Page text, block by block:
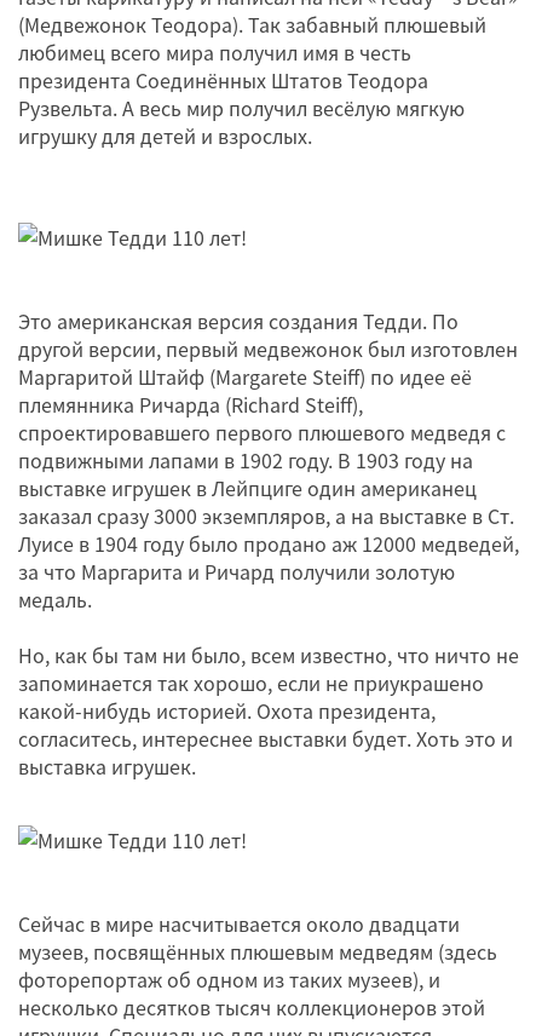
(Медвежонок Теодора). Так забавный плюшевый
любимец всего мира получил имя в честь
президента Соединённых Штатов Теодора
Рузвельта. А весь мир получил весёлую мягкую
игрушку для детей и взрослых.
Это американская версия создания Тедди. По
другой версии, первый медвежонок был изготовлен
Маргаритой Штайф (Margarete Steiff) по идее её
племянника Ричарда (Richard Steiff),
спроектировавшего первого плюшевого медведя с
подвижными лапами в 1902 году. В 1903 году на
выставке игрушек в Лейпциге один американец
заказал сразу 3000 экземпляров, а на выставке в Ст.
Луисе в 1904 году было продано аж 12000 медведей,
за что Маргарита и Ричард получили золотую
медаль.
Но, как бы там ни было, всем известно, что ничто не
запоминается так хорошо, если не приукрашено
какой-нибудь историей. Охота президента,
согласитесь, интереснее выставки будет. Хоть это и
выставка игрушек.
Сейчас в мире насчитывается около двадцати
музеев, посвящённых плюшевым медведям (здесь
фоторепортаж об одном из таких музеев), и
несколько десятков тысяч коллекционеров этой